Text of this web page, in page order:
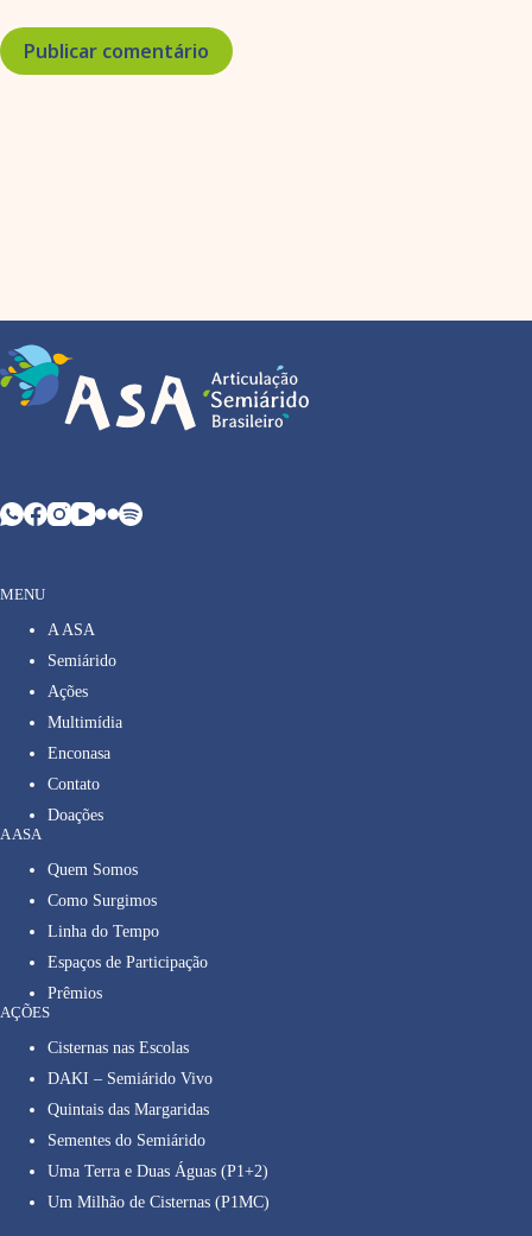
Publicar comentário
MENU
A ASA
Semiárido
Ações
Multimídia
Enconasa
Contato
Doações
A ASA
Quem Somos
Como Surgimos
Linha do Tempo
Espaços de Participação
Prêmios
AÇÕES
Cisternas nas Escolas
DAKI – Semiárido Vivo
Quintais das Margaridas
Sementes do Semiárido
Uma Terra e Duas Águas (P1+2)
Um Milhão de Cisternas (P1MC)